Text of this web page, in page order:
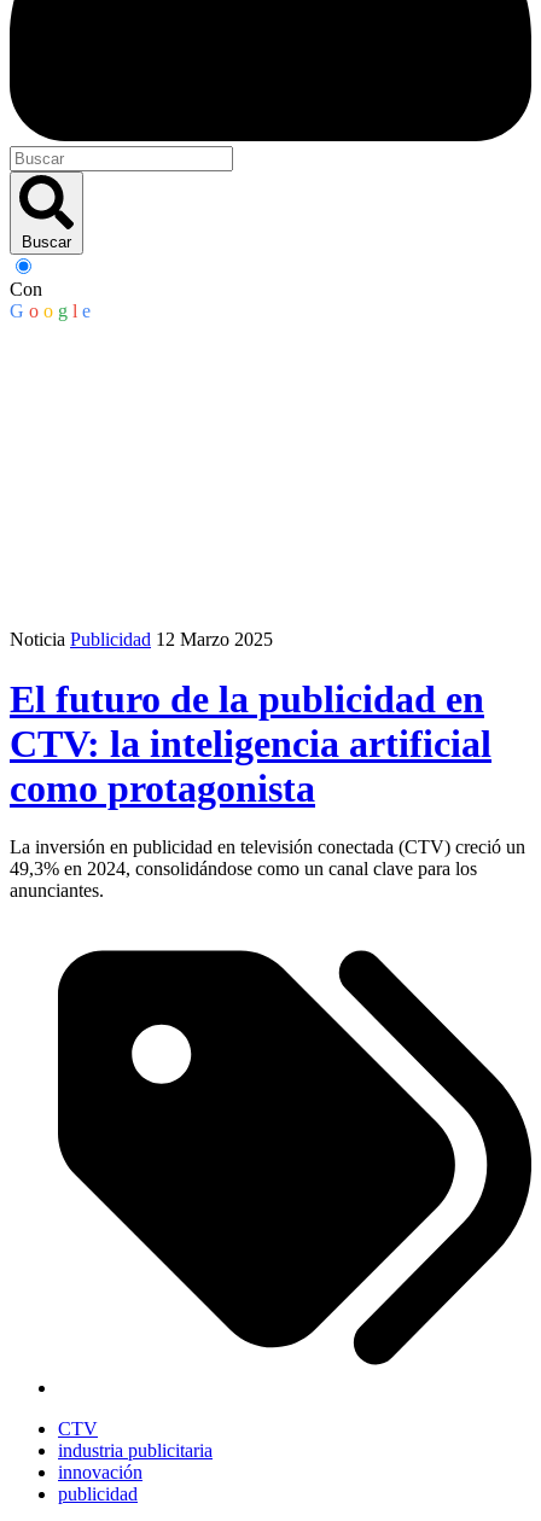
Buscar
Con
G o o g l e
Noticia Publicidad 12 Marzo 2025
El futuro de la publicidad en
CTV: la inteligencia artificial
como protagonista
La inversión en publicidad en televisión conectada (CTV) creció un
49,3% en 2024, consolidándose como un canal clave para los
anunciantes.
CTV
industria publicitaria
innovación
publicidad